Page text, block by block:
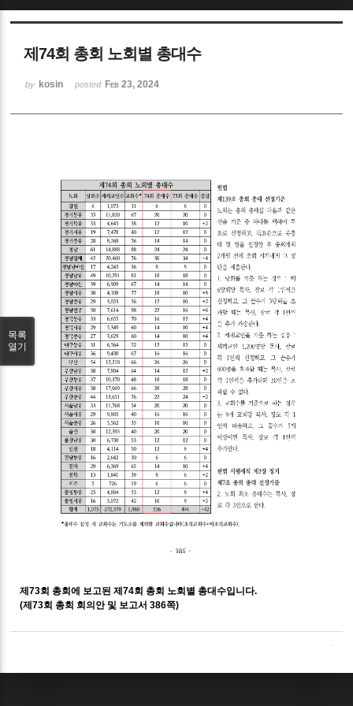
제74회 총회 노회별 총대수
by kosin posted Feb 23, 2024
제73회 총회에 보고된 제74회 총회 노회별 총대수입니다.
(제73회 총회 회의안 및 보고서 386쪽)
목록
열기
Sketchbook5, 스케치북5
Sketchbook5, 스케치북5